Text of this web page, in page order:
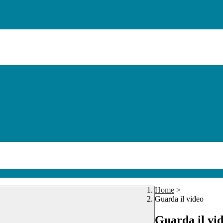
Home >
Guarda il video
Guarda il